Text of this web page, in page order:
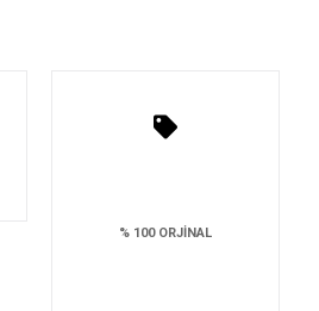
% 100 ORJİNAL